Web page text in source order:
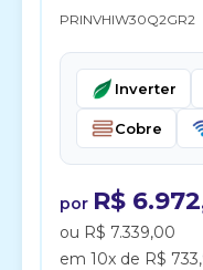
PRINVHIW30Q2GR2
Inverter
Cobre
por R$
ou R$ 7.339,00
em 10x de R$